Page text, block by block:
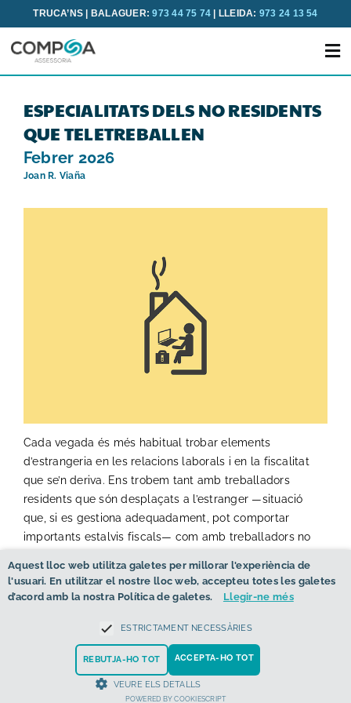
to
content
TRUCA’NS | BALAGUER:973 44 75 74 | LLEIDA: 973 24 13 54
NOSALTRES
SERVEIS
CAT
ESPECIALITATS DELS NO RESIDENTS
QUE TELETREBALLEN
Febrer 2026
Joan R. Viaña
Cada vegada és més habitual trobar elements
d’estrangeria en les relacions laborals i en la fiscalitat
que se’n deriva. Ens trobem tant amb treballadors
residents que són desplaçats a l’estranger —situació
que, si es gestiona adequadament, pot comportar
importants estalvis fiscals— com amb treballadors no
a la inversa.
El cas que vull plantejar avui fa referència a una
Espanya que presta serveis des del seu país de
residència en règim de teletreball. Cal anar amb
Com a regla general, d’acord amb la normativa de
Aquest lloc web utilitza galetes per millorar l'experiència de
l'usuari. En utilitzar el nostre lloc web, accepteu totes les galetes
d’acord amb la nostra Política de galetes.
Llegir-ne més
ESTRICTAMENT NECESSÀRIES
ACCEPTA-HO TOT
REBUTJA-HO TOT
VEURE ELS DETALLS
POWERED BY COOKIESCRIPT